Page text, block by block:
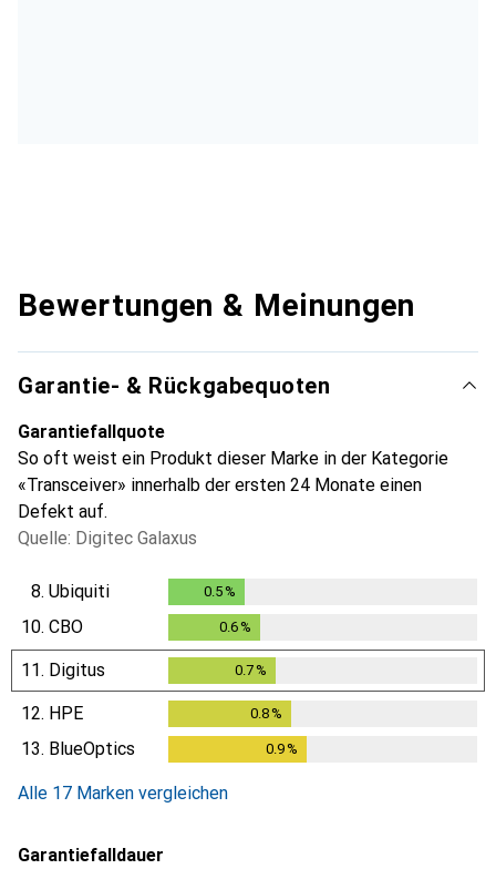
Bewertungen & Meinungen
Garantie- & Rückgabequoten
Garantiefallquote
So oft weist ein Produkt dieser Marke in der Kategorie
«Transceiver» innerhalb der ersten 24 Monate einen
Defekt auf.
Quelle: Digitec Galaxus
8. Ubiquiti 0.5 %
10. CBO 0.6 %
11. Digitus 0.7 %
12. HPE 0.8 %
13. BlueOptics 0.9%
Alle 17 Marken vergleichen
Garantiefalldauer